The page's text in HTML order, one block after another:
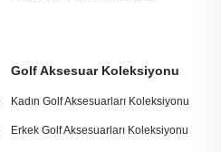
Golf Aksesuar Koleksiyonu
Kadın Golf Aksesuarları Koleksiyonu
Erkek Golf Aksesuarları Koleksiyonu